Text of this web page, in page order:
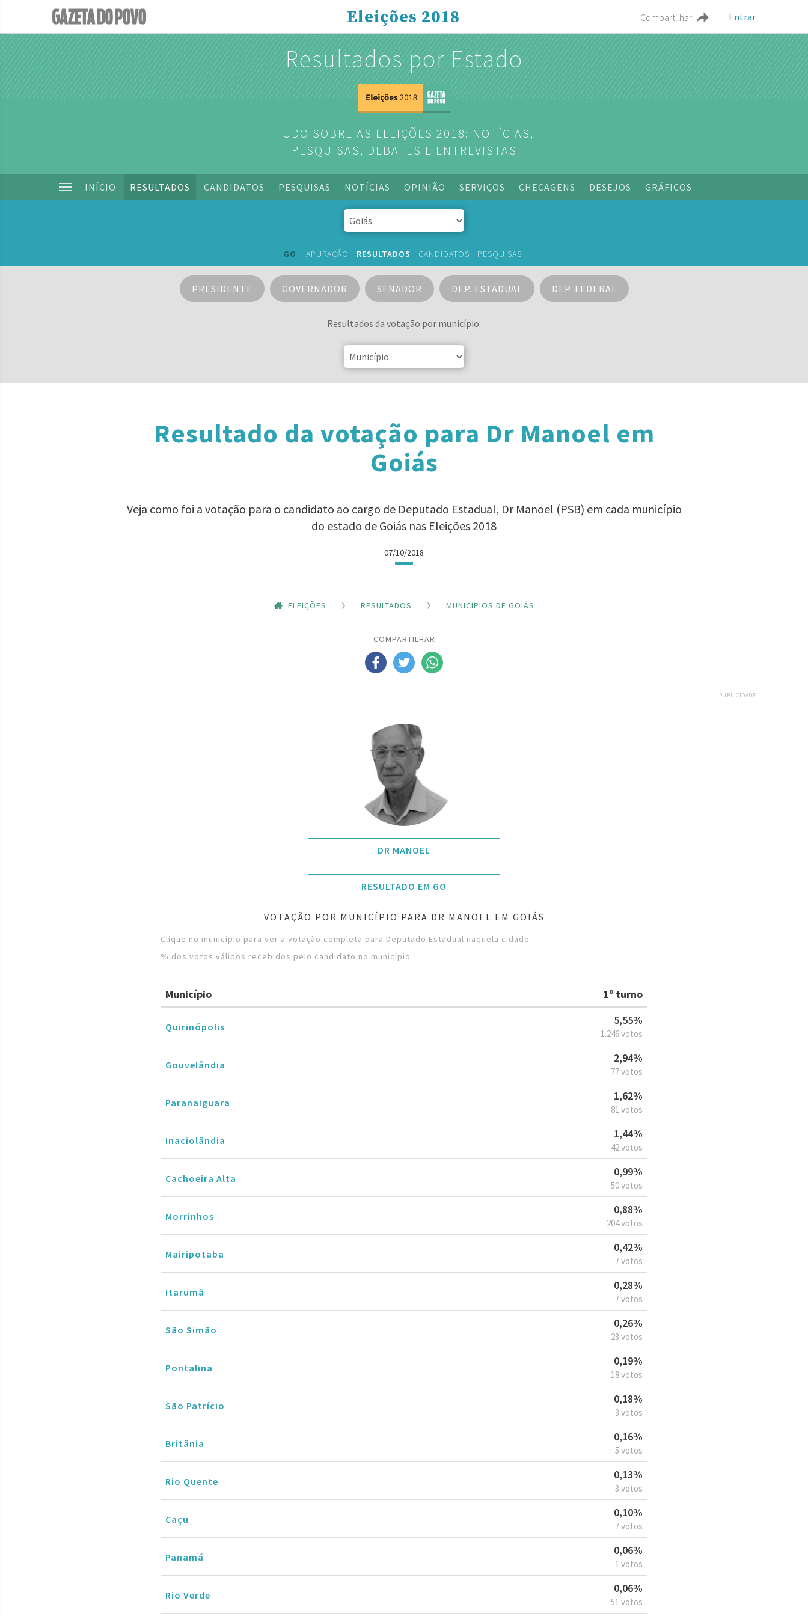
Compartilhar Entrar
Eleições 2018
Resultados por Estado
TUDO SOBRE AS ELEIÇÕES 2018: NOTÍCIAS,
PESQUISAS, DEBATES E ENTREVISTAS
INÍCIO RESULTADOS CANDIDATOS PESQUISAS NOTÍCIAS OPINIÃO SERVIÇOS CHECAGENS DESEJOS GRÁFICOS
GO APURAÇÃO RESULTADOS CANDIDATOS PESQUISAS
PRESIDENTE GOVERNADOR SENADOR DEP. ESTADUAL DEP. FEDERAL
Resultados da votação por município:
Resultado da votação para Dr Manoel em
Goiás
Veja como foi a votação para o candidato ao cargo de Deputado Estadual, Dr Manoel (PSB) em cada município
do estado de Goiás nas Eleições 2018
07/10/2018
ELEIÇÕES RESULTADOS MUNICÍPIOS DE GOIÁS
COMPARTILHAR
PUBLICIDADE
DR MANOEL
RESULTADO EM GO
VOTAÇÃO POR MUNICÍPIO PARA DR MANOEL EM GOIÁS
Clique no município para ver a votação completa para Deputado Estadual naquela cidade
% dos votos válidos recebidos pelo candidato no município
Município 1º turno
Quirinópolis
5,55%
1.246 votos
Gouvelândia
2,94%
77 votos
Paranaiguara
1,62%
81 votos
Inaciolândia
1,44%
42 votos
Cachoeira Alta
0,99%
50 votos
Morrinhos
0,88%
204 votos
Mairipotaba
0,42%
7 votos
Itarumã
0,28%
7 votos
São Simão
0,26%
23 votos
Pontalina
0,19%
18 votos
São Patrício
0,18%
3 votos
Britânia
0,16%
5 votos
Rio Quente
0,13%
3 votos
Caçu
0,10%
7 votos
Panamá
0,06%
1 votos
Rio Verde
0,06%
51 votos